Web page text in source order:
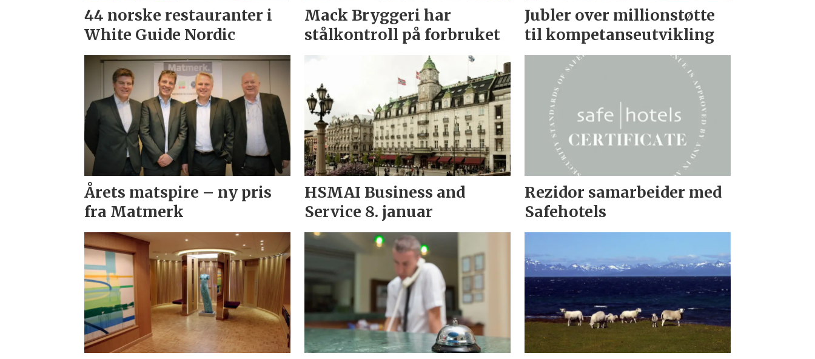
44 norske restauranter i
White Guide Nordic
Mack Bryggeri har
stålkontroll på forbruket
Jubler over millionstøtte
til kompetanseutvikling
Årets matspire – ny pris
fra Matmerk
HSMAI Business and
Service 8. januar
Rezidor samarbeider med
Safehotels